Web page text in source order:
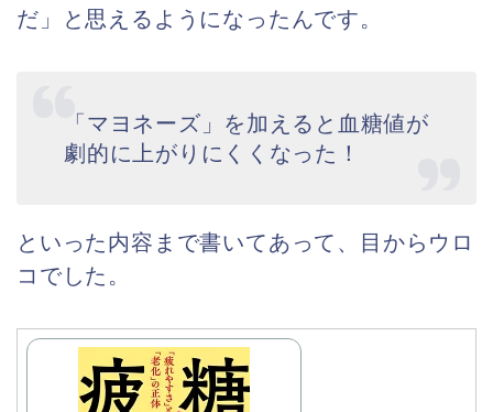
だ」と思えるようになったんです。
「マヨネーズ」を加えると血糖値が
劇的に上がりにくくなった！
といった内容まで書いてあって、目からウロ
コでした。